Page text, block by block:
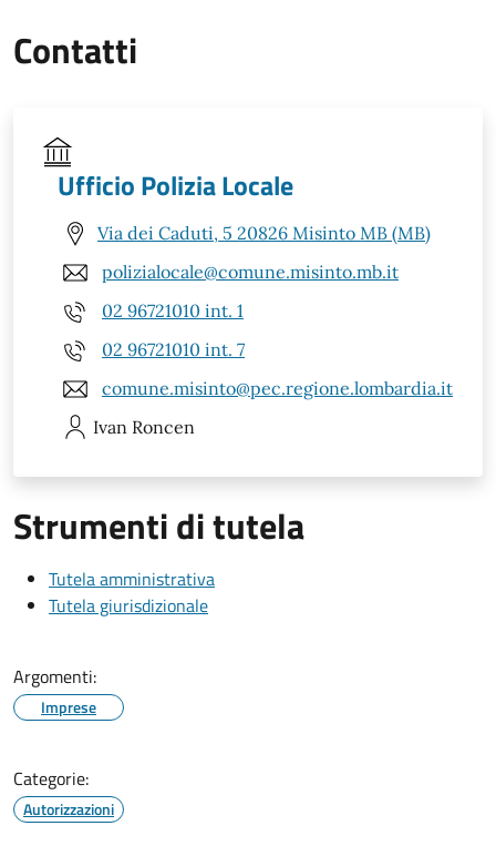
Contatti
Ufficio Polizia Locale
Via dei Caduti, 5 20826 Misinto MB (MB)
polizialocale@comune.misinto.mb.it
02 96721010 int. 1
02 96721010 int. 7
comune.misinto@pec.regione.lombardia.it
Ivan Roncen
Strumenti di tutela
Tutela amministrativa
Tutela giurisdizionale
Argomenti:
Imprese
Categorie:
Autorizzazioni